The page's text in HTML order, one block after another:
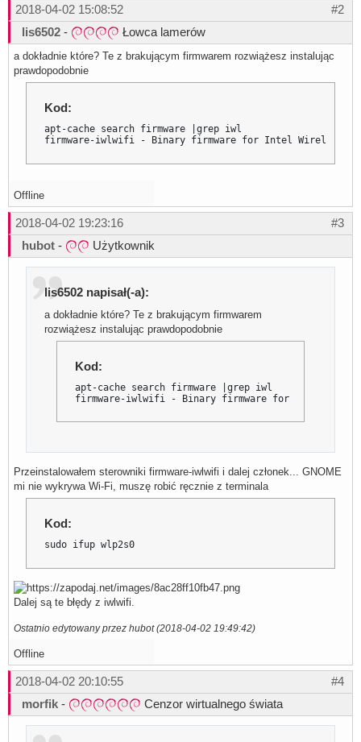
#2
2018-04-02 15:08:52
lis6502 - Łowca lamerów
a dokładnie które? Te z brakującym firmwarem rozwiążesz instalując
prawdopodobnie
Kod:
apt-cache search firmware |grep iwl
firmware-iwlwifi - Binary firmware for Intel Wireless
Offline
#3
2018-04-02 19:23:16
hubot - Użytkownik
lis6502 napisał(-a):
a dokładnie które? Te z brakującym firmwarem
rozwiążesz instalując prawdopodobnie
Kod:
apt-cache search firmware |grep iwl
firmware-iwlwifi - Binary firmware for Intel
Przeinstalowałem sterowniki firmware-iwlwifi i dalej członek... GNOME
mi nie wykrywa Wi-Fi, muszę robić ręcznie z terminala
Kod:
sudo ifup wlp2s0
Dalej są te błędy z iwlwifi.
Ostatnio edytowany przez hubot (2018-04-02 19:49:42)
Offline
#4
2018-04-02 20:10:55
morfik - Cenzor wirtualnego świata